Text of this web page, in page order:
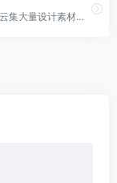
腾讯设计导航云集高质量设计网站的内容，云集大量设计素材，随时随地访问收藏为设计灵感保驾护航。